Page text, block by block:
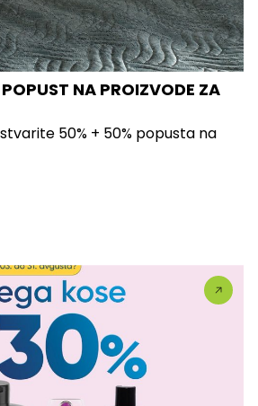
NA PROIZVODE ZA
50% + 50% popusta na